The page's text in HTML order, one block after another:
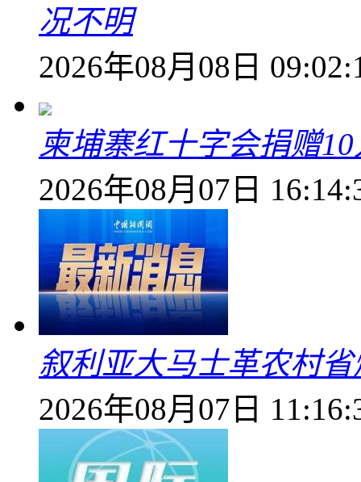
况不明
2026年08月08日
柬埔寨红十字会捐赠
2026年08月07日
叙利亚大马士革农村
2026年08月07日